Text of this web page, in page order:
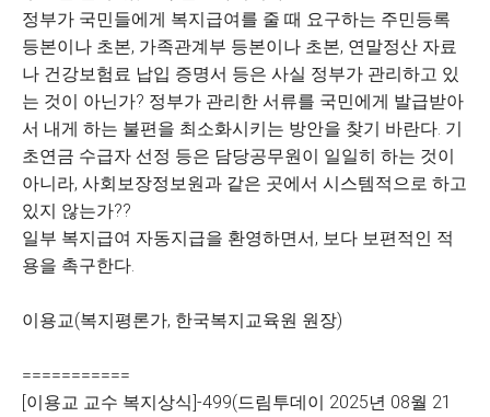
정부가 국민들에게 복지급여를 줄 때 요구하는 주민등록
등본이나 초본, 가족관계부 등본이나 초본, 연말정산 자료
나 건강보험료 납입 증명서 등은 사실 정부가 관리하고 있
는 것이 아닌가? 정부가 관리한 서류를 국민에게 발급받아
서 내게 하는 불편을 최소화시키는 방안을 찾기 바란다. 기
초연금 수급자 선정 등은 담당공무원이 일일히 하는 것이
아니라, 사회보장정보원과 같은 곳에서 시스템적으로 하고
있지 않는가??
일부 복지급여 자동지급을 환영하면서, 보다 보편적인 적
용을 촉구한다.
이용교(복지평론가, 한국복지교육원 원장)
===========
[이용교 교수 복지상식]-499(드림투데이 2025년 08월 21